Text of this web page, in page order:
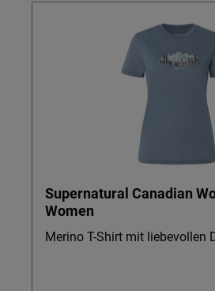
Supernatural Canadian
Women
Merino T-Shirt mit liebevollen